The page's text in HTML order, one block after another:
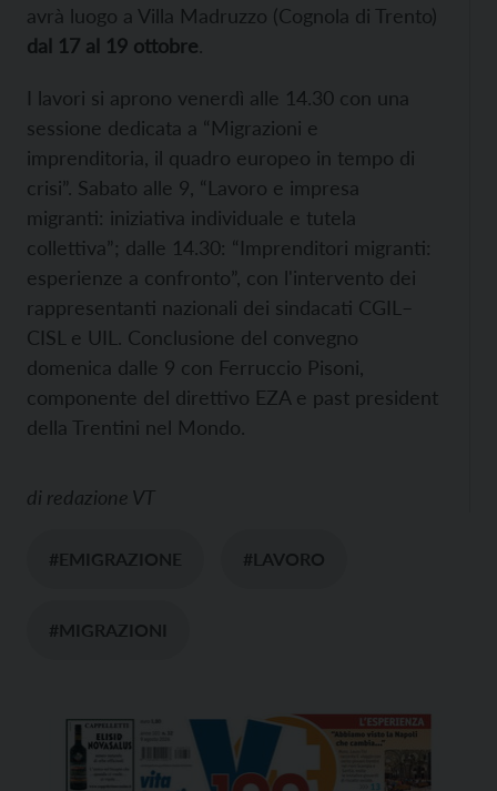
avrà luogo a Villa Madruzzo (Cognola di Trento)
dal 17 al 19 ottobre.
I lavori si aprono venerdì alle 14.30 con una
sessione dedicata a “Migrazioni e
imprenditoria, il quadro europeo in tempo di
crisi”. Sabato alle 9, “Lavoro e impresa
migranti: iniziativa individuale e tutela
collettiva”; dalle 14.30: “Imprenditori migranti:
esperienze a confronto”, con l'intervento dei
rappresentanti nazionali dei sindacati CGIL–
CISL e UIL. Conclusione del convegno
domenica dalle 9 con Ferruccio Pisoni,
componente del direttivo EZA e past president
della Trentini nel Mondo.
di redazione VT
#EMIGRAZIONE #LAVORO
#MIGRAZIONI